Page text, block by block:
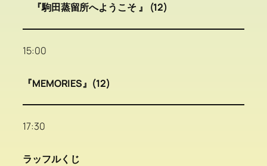
『駒田蒸留所へようこそ 』 (12)
15:00
『MEMORIES』(12)
17:30
ラッフルくじ